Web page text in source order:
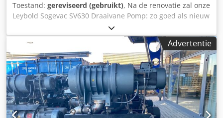
Toestand: gereviseerd (gebruikt), Na de renovatie zal onze
Leybold Sogevac SV630 Draaivane Pomp: zo goed als nieuw
zijn worden gecontroleerd na de specificaties van de
fabrikant, bijvoorbeeld de toleranties. worden voorzien van
nieuwe slijtdelen op korte termijn beschikbaar zijn
inclusief één jaar garantie Cedpfx Abofq D Hcshoha
Advertentie